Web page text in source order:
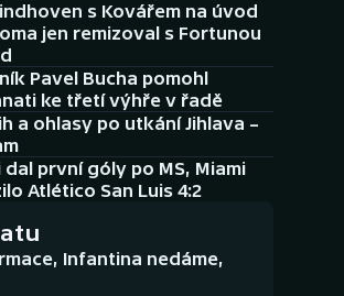
s Kovářem na úvod
jen remizoval s Fortunou
Pavel Bucha pomohl
ke třetí výhře v řadě
a ohlasy po utkání Jihlava –
dal první góly po MS, Miami
Atlético San Luis 4:2
Infantina nedáme,